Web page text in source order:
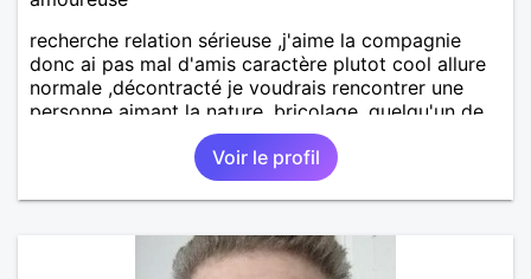
recherche relation sérieuse ,j'aime la compagnie
donc ai pas mal d'amis caractère plutot cool allure
normale ,décontracté je voudrais rencontrer une
personne aimant la nature ,bricolage ,quelqu'un de
simple et naturel à vos claviers mesdames
Voir le profil